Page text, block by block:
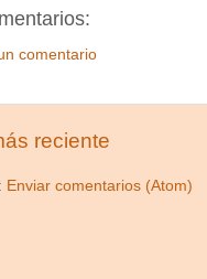
comentario
reciente
Enviar comentarios (Atom)